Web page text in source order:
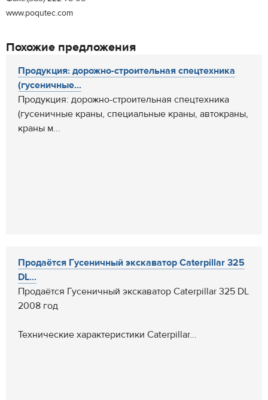
www.poqutec.com
Похожие предложения
Продукция: дорожно-строительная спецтехника
(гусеничные...
Продукция: дорожно-строительная спецтехника
(гусеничные краны, специальные краны, автокраны,
краны м...
Продаётся Гусеничный экскаватор Caterpillar 325
DL...
Продаётся Гусеничный экскаватор Caterpillar 325 DL
2008 год
Технические характеристики Caterpillar...